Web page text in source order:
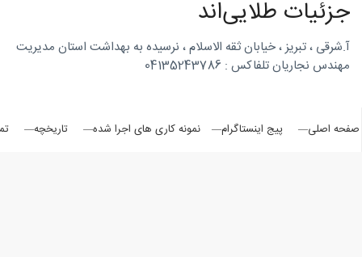
روتاری
در
جزئیات طلایی‌اند
آ.شرقی ، تبریز ، خیابان ثقه الاسلام ، نرسیده به بهداشت استان مدیریت
مهندس نجاریان تلفاکس : 04135243786
صفحه اصلی پیج اینستاگرام نمونه کاری های اجرا شده تاریخچه